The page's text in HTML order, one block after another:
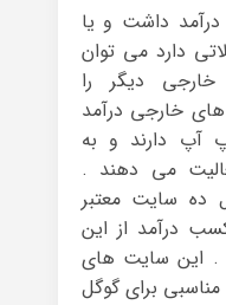
داشت و یا
دارد می توان
دیگر را
خارجی درآمد
آپ دارند و به
می دهند .
ده سایت معتبر
درآمد از این
. این سایت های
برای گوگل